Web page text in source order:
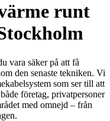
runt
vara säker på att få
den senaste tekniken. Vi
som ser till att
företag, privatpersoner
med omnejd – från